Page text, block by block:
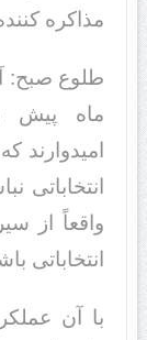
مذاکره
طلوع صبح:
ماه پیش
امید‌‌وارند‌‌
انتخاباتی
واقعاً از
انتخاباتی
با آن